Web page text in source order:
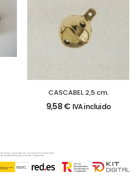
CASCABEL 2,5 cm.
9,58€ IVA incluido